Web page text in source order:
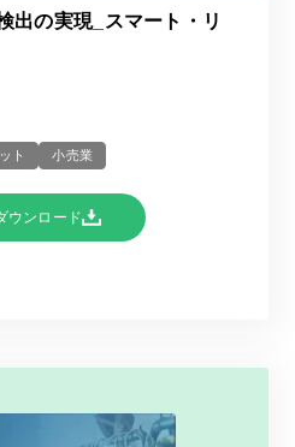
出の実現_スマート・リ
ト 小売業
ウンロード